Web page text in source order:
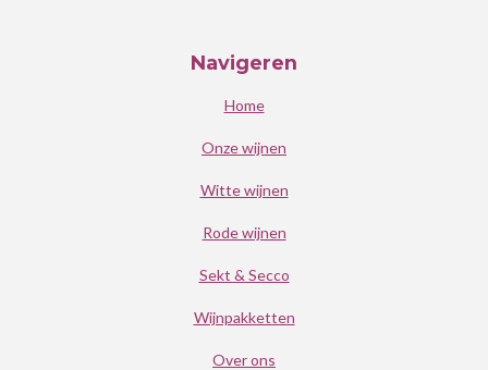
Navigeren
Home
Onze wijnen
Witte wijnen
Rode wijnen
Sekt & Secco
Wijnpakketten
Over ons